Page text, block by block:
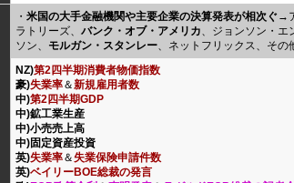
・ 米国の大手金融機関や主要企業の決算発表が相次ぐ→
ラトリーズ、 バンク・オブ・アメリカ、ジョンソン・エ
ソン、 モルガン・スタンレー、ネットフリックス、その
NZ)第2四半期消費者物価指数
豪)失業率＆新規雇用者数
中)第2四半期GDP
中)鉱工業生産
中)小売売上高
中)固定資産投資
英)失業率＆失業保険申請件数
英)ベイリーBOE総裁の発言